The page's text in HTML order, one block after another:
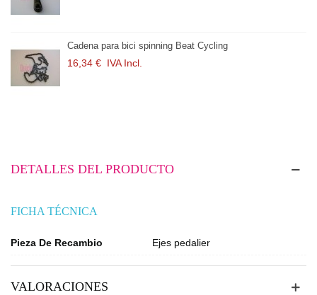
Cadena para bici spinning Beat Cycling
16,34 € IVA Incl.
DETALLES DEL PRODUCTO
FICHA TÉCNICA
Pieza De Recambio Ejes pedalier
VALORACIONES